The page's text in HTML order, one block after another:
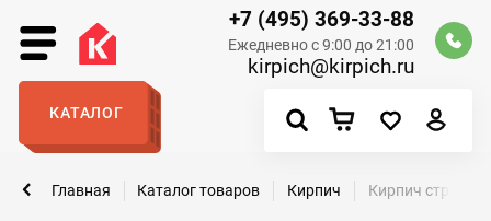
+7 (495) 369-33-88
Ежедневно с 9:00 до 21:00
kirpich@kirpich.ru
КАТАЛОГ
Главная Каталог товаров Кирпич Кирпич